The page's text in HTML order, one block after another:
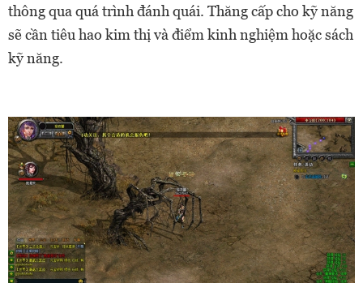
thông qua quá trình đánh quái. Thăng cấp cho kỹ năng
sẽ cần tiêu hao kim thị và điểm kinh nghiệm hoặc sách
kỹ năng.